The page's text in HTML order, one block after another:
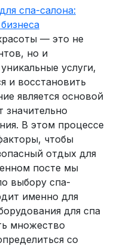
— это не
но и
услуги,
и восстановить
является основой
В этом процессе
чтобы
отдых для
посте мы
выбору спа-
именно для
для спа
множество
со